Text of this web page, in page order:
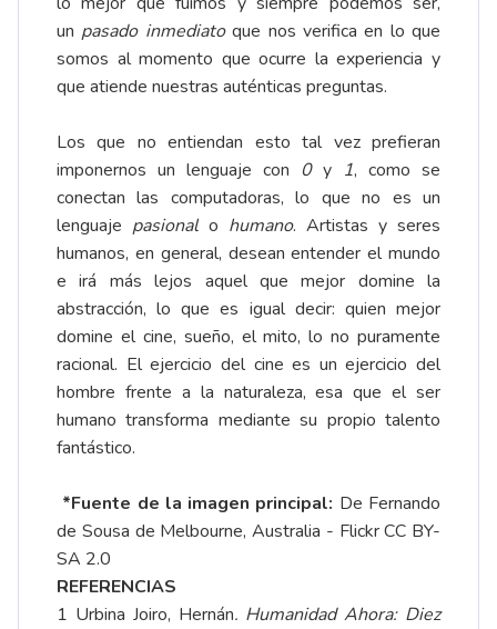
un pasado inmediatoque nos verifica en lo que
somos al momento que ocurre la experiencia y
que atiende nuestras auténticas preguntas.
Los que no entiendan esto tal vez prefieran
imponernos un lenguaje con 0y 1, como se
conectan las computadoras, lo que no es un
lenguaje pasionalo humano. Artistas y seres
humanos, en general, desean entender el mundo
e irá más lejos aquel que mejor domine la
abstracción, lo que es igual decir: quien mejor
domine el cine, sueño, el mito, lo no puramente
racional. El ejercicio del cine es un ejercicio del
hombre frente a la naturaleza, esa que el ser
humano transforma mediante su propio talento
fantástico.
*Fuente de la imagen principal: De Fernando
de Sousa de Melbourne, Australia - Flickr CC BY-
SA 2.0
REFERENCIAS
1 Urbina Joiro, Hernán. Humanidad Ahora: Diez